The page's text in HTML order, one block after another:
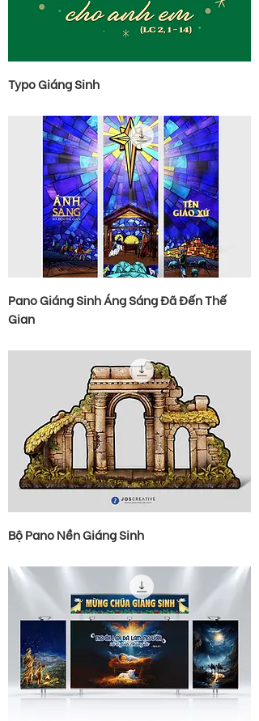
Typo Giáng Sinh
Pano Giáng Sinh Áng Sáng Đã Đến Thế
Gian
Bộ Pano Nền Giáng Sinh